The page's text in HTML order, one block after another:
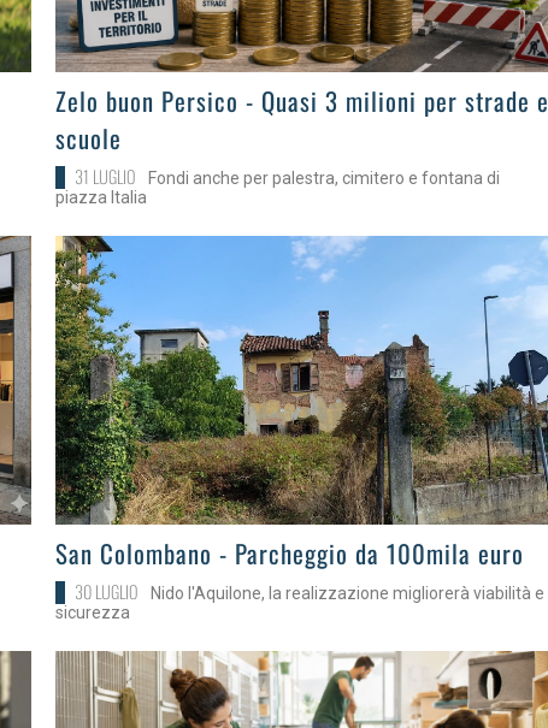
>
Zelo buon Persico - Quasi 3 milioni per strade e
scuole
31 LUGLIO
Fondi anche per palestra, cimitero e fontana di
piazza Italia
>
San Colombano - Parcheggio da 100mila euro
30 LUGLIO
Nido l'Aquilone, la realizzazione migliorerà viabilità e
sicurezza